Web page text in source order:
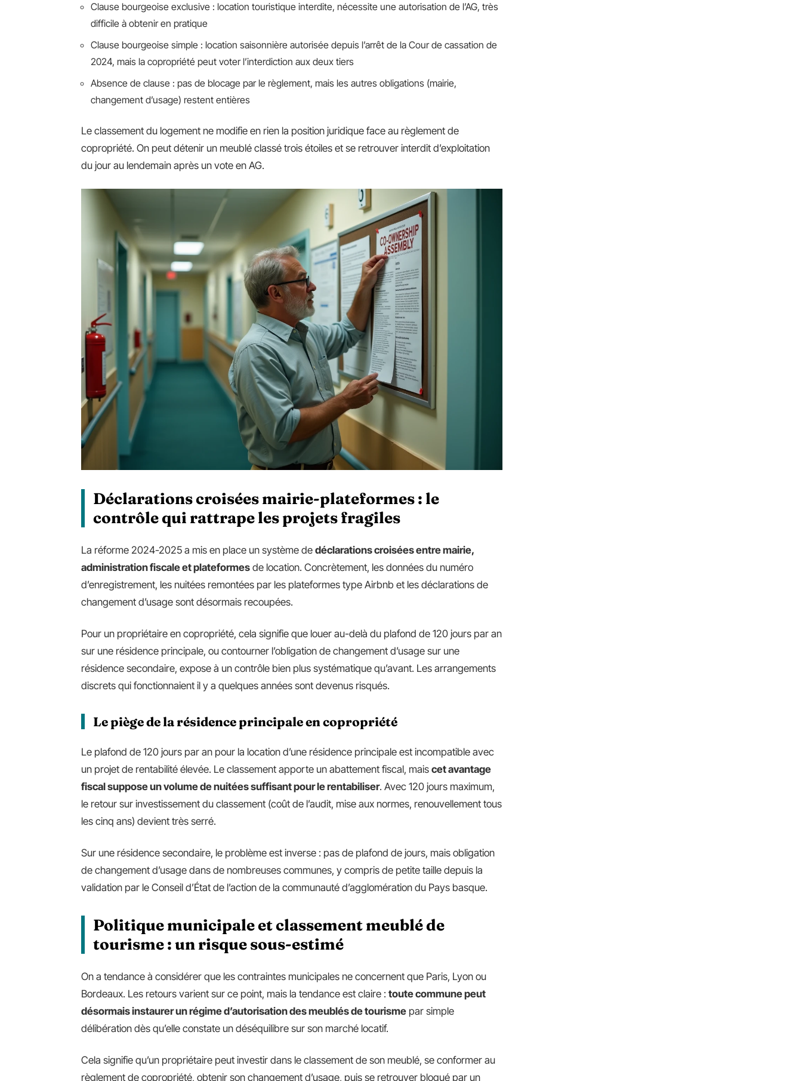
Clause bourgeoise exclusive : location touristique interdite, nécessite une autorisation de l’AG, très
difficile à obtenir en pratique
Clause bourgeoise simple : location saisonnière autorisée depuis l’arrêt de la Cour de cassation de
2024, mais la copropriété peut voter l’interdiction aux deux tiers
Absence de clause : pas de blocage par le règlement, mais les autres obligations (mairie,
changement d’usage) restent entières
Le classement du logement ne modifie en rien la position juridique face au règlement de
copropriété. On peut détenir un meublé classé trois étoiles et se retrouver interdit d’exploitation
du jour au lendemain après un vote en AG.
Déclarations croisées mairie-plateformes : le
contrôle qui rattrape les projets fragiles
La réforme 2024-2025 a mis en place un système de déclarations croisées entre mairie,
administration fiscale et plateformes de location. Concrètement, les données du numéro
d’enregistrement, les nuitées remontées par les plateformes type Airbnb et les déclarations de
changement d’usage sont désormais recoupées.
Pour un propriétaire en copropriété, cela signifie que louer au-delà du plafond de 120 jours par an
sur une résidence principale, ou contourner l’obligation de changement d’usage sur une
résidence secondaire, expose à un contrôle bien plus systématique qu’avant. Les arrangements
discrets qui fonctionnaient il y a quelques années sont devenus risqués.
Le piège de la résidence principale en copropriété
Le plafond de 120 jours par an pour la location d’une résidence principale est incompatible avec
un projet de rentabilité élevée. Le classement apporte un abattement fiscal, mais cet avantage
fiscal suppose un volume de nuitées suffisant pour le rentabiliser. Avec 120 jours maximum,
le retour sur investissement du classement (coût de l’audit, mise aux normes, renouvellement tous
les cinq ans) devient très serré.
Sur une résidence secondaire, le problème est inverse : pas de plafond de jours, mais obligation
de changement d’usage dans de nombreuses communes, y compris de petite taille depuis la
validation par le Conseil d’État de l’action de la communauté d’agglomération du Pays basque.
Politique municipale et classement meublé de
tourisme : un risque sous-estimé
On a tendance à considérer que les contraintes municipales ne concernent que Paris, Lyon ou
Bordeaux. Les retours varient sur ce point, mais la tendance est claire : toute commune peut
désormais instaurer un régime d’autorisation des meublés de tourisme par simple
délibération dès qu’elle constate un déséquilibre sur son marché locatif.
Cela signifie qu’un propriétaire peut investir dans le classement de son meublé, se conformer au
règlement de copropriété, obtenir son changement d’usage, puis se retrouver bloqué par un